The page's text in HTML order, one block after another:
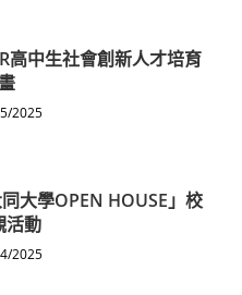
高中生社會創新人才培育
2025
大學OPEN HOUSE」校
活動
2025